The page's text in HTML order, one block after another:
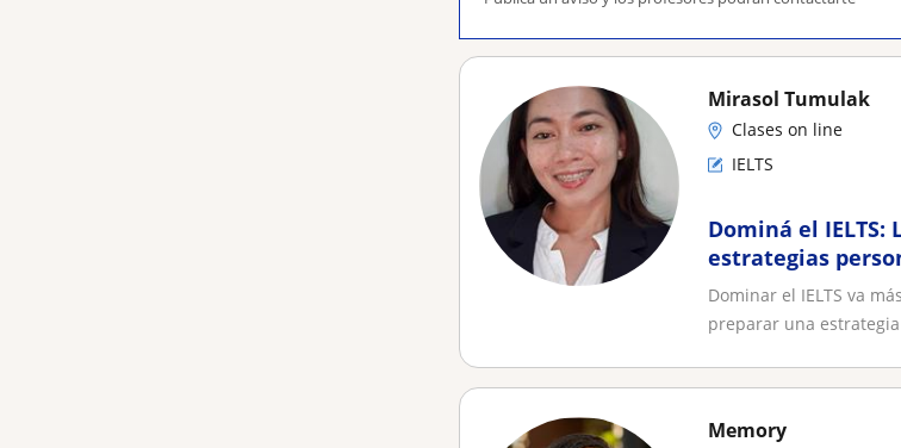
Mirasol Tumulak
Clases on line
IELTS
Dominá el
estrategias
Dominar el IELTS va
preparar una
Memory